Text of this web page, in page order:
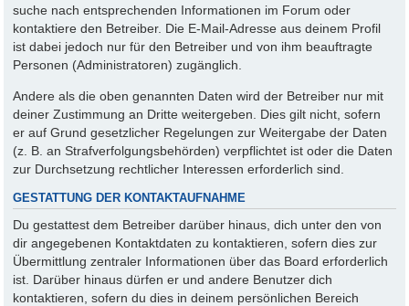
suche nach entsprechenden Informationen im Forum oder
kontaktiere den Betreiber. Die E-Mail-Adresse aus deinem Profil
ist dabei jedoch nur für den Betreiber und von ihm beauftragte
Personen (Administratoren) zugänglich.
Andere als die oben genannten Daten wird der Betreiber nur mit
deiner Zustimmung an Dritte weitergeben. Dies gilt nicht, sofern
er auf Grund gesetzlicher Regelungen zur Weitergabe der Daten
(z. B. an Strafverfolgungsbehörden) verpflichtet ist oder die Daten
zur Durchsetzung rechtlicher Interessen erforderlich sind.
GESTATTUNG DER KONTAKTAUFNAHME
Du gestattest dem Betreiber darüber hinaus, dich unter den von
dir angegebenen Kontaktdaten zu kontaktieren, sofern dies zur
Übermittlung zentraler Informationen über das Board erforderlich
ist. Darüber hinaus dürfen er und andere Benutzer dich
kontaktieren, sofern du dies in deinem persönlichen Bereich